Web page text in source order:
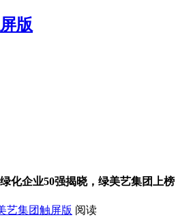
化企业50强揭晓，绿美艺集团上榜
艺集团触屏版 阅读